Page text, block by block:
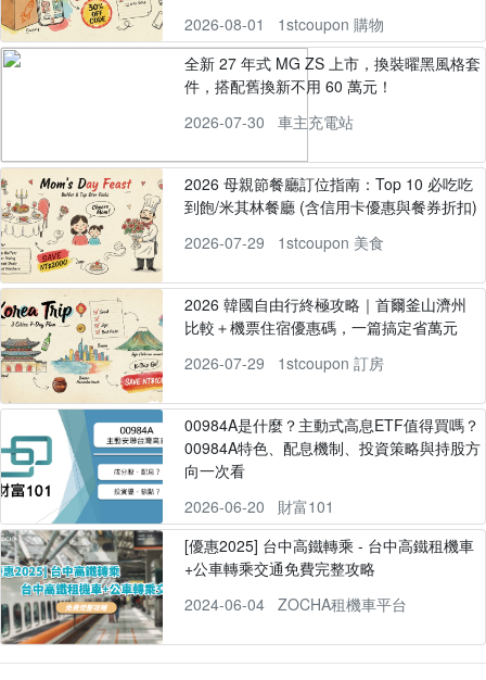
2026-08-01
1stcoupon 購物
全新 27 年式 MG ZS 上市，換裝曜黑風格套
件，搭配舊換新不用 60 萬元！
2026-07-30
車主充電站
2026 母親節餐廳訂位指南：Top 10 必吃吃
到飽/米其林餐廳 (含信用卡優惠與餐券折扣)
2026-07-29
1stcoupon 美食
2026 韓國自由行終極攻略｜首爾釜山濟州
比較＋機票住宿優惠碼，一篇搞定省萬元
2026-07-29
1stcoupon 訂房
00984A是什麼？主動式高息ETF值得買嗎？
00984A特色、配息機制、投資策略與持股方
向一次看
2026-06-20
財富101
[優惠2025] 台中高鐵轉乘 - 台中高鐵租機車
+公車轉乘交通免費完整攻略
2024-06-04
ZOCHA租機車平台